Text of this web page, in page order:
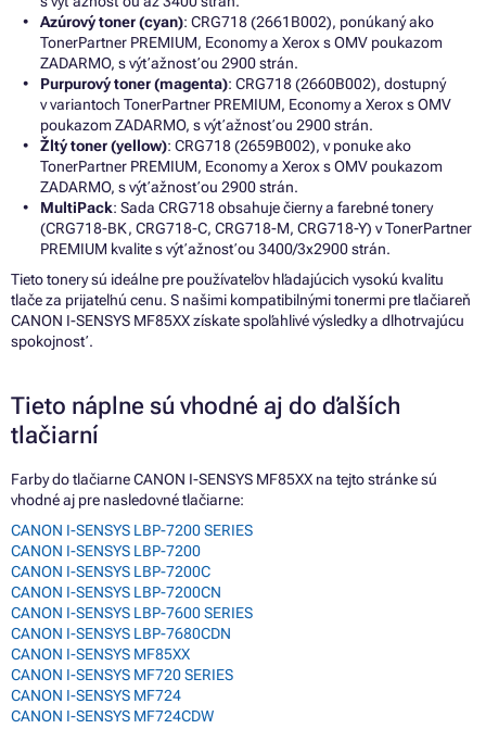
Azúrový toner (cyan): CRG718 (2661B002), ponúkaný ako
TonerPartner PREMIUM, Economy a Xerox s OMV poukazom
ZADARMO, s výťažnosťou 2900 strán.
Purpurový toner (magenta): CRG718 (2660B002), dostupný
v variantoch TonerPartner PREMIUM, Economy a Xerox s OMV
poukazom ZADARMO, s výťažnosťou 2900 strán.
Žltý toner (yellow): CRG718 (2659B002), v ponuke ako
TonerPartner PREMIUM, Economy a Xerox s OMV poukazom
ZADARMO, s výťažnosťou 2900 strán.
MultiPack: Sada CRG718 obsahuje čierny a farebné tonery
(CRG718-BK, CRG718-C, CRG718-M, CRG718-Y) v TonerPartner
PREMIUM kvalite s výťažnosťou 3400/3x2900 strán.
Tieto tonery sú ideálne pre používateľov hľadajúcich vysokú kvalitu
tlače za prijateľnú cenu. S našimi kompatibilnými tonermi pre tlačiareň
CANON I-SENSYS MF85XX získate spoľahlivé výsledky a dlhotrvajúcu
spokojnosť.
Tieto náplne sú vhodné aj do ďalších
tlačiarní
Farby do tlačiarne CANON I-SENSYS MF85XX na tejto stránke sú
vhodné aj pre nasledovné tlačiarne:
CANON I-SENSYS LBP-7200 SERIES
CANON I-SENSYS LBP-7200
CANON I-SENSYS LBP-7200C
CANON I-SENSYS LBP-7200CN
CANON I-SENSYS LBP-7600 SERIES
CANON I-SENSYS LBP-7680CDN
CANON I-SENSYS MF85XX
CANON I-SENSYS MF720 SERIES
CANON I-SENSYS MF724
CANON I-SENSYS MF724CDW